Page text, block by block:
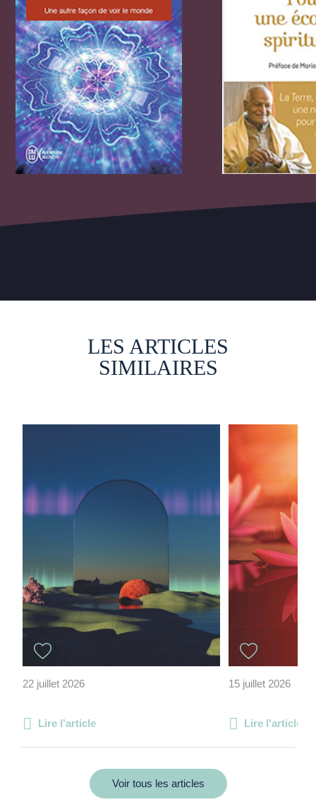
LES ARTICLES
SIMILAIRES
22 juillet 2026
Lire l'article
15 juillet 2026
Lire l'article
Voir tous les articles